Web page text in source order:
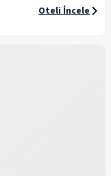
Oteli İncele